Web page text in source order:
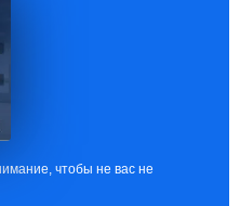
чтобы не вас не